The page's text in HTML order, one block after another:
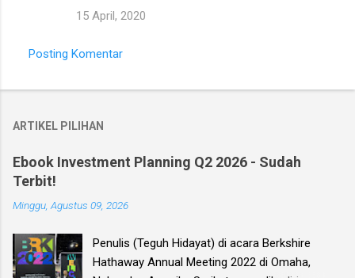
15 April, 2020
Posting Komentar
ARTIKEL PILIHAN
Ebook Investment Planning Q2 2026 - Sudah
Terbit!
Minggu, Agustus 09, 2026
Penulis (Teguh Hidayat) di acara Berkshire
Hathaway Annual Meeting 2022 di Omaha,